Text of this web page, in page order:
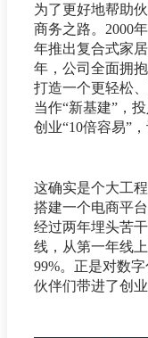
为了更好地帮助
商务之路。2000
年推出复合式家
年，公司全面拥
打造一个更轻松
当作“新基建”，
创业“10倍容易”
这确实是个大工
搭建一个电商平
经过两年埋头苦
线，从第一年线
99%。正是对数
伙伴们带进了创业